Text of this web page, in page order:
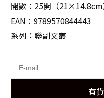
開數：25開（21×14.8cm）
EAN：9789570844443
系列：聯副文叢
有